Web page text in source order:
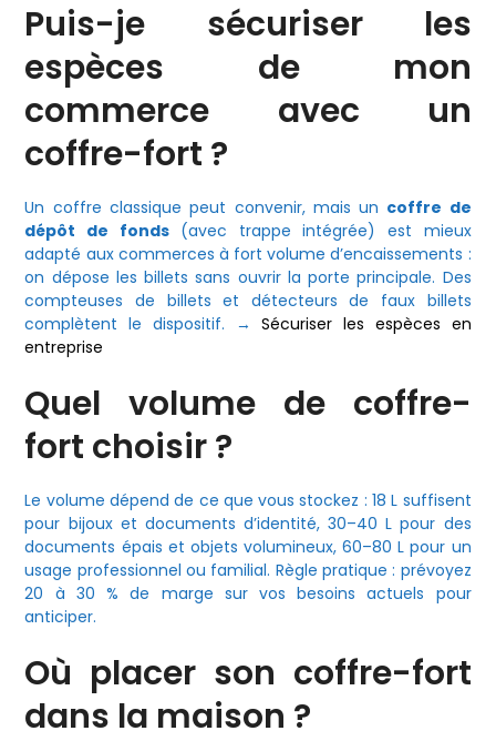
Puis-je sécuriser les
espèces de mon
commerce avec un
coffre-fort ?
Un coffre classique peut convenir, mais un coffre de
dépôt de fonds(avec trappe intégrée) est mieux
adapté aux commerces à fort volume d’encaissements :
on dépose les billets sans ouvrir la porte principale. Des
compteuses de billets et détecteurs de faux billets
complètent le dispositif. →Sécuriser les espèces en
entreprise
Quel volume de coffre-
fort choisir ?
Le volume dépend de ce que vous stockez : 18 L suffisent
pour bijoux et documents d’identité, 30–40 L pour des
documents épais et objets volumineux, 60–80 L pour un
usage professionnel ou familial. Règle pratique : prévoyez
20 à 30 % de marge sur vos besoins actuels pour
anticiper.
Où placer son coffre-fort
dans la maison ?